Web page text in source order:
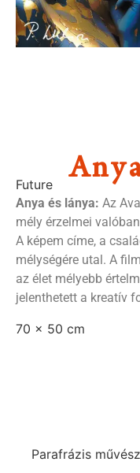
Future
Anya és lánya: Az
mély érzelmei
A képem címe, a
mélységére utal. A
az élet mélyebb
jelenthetett a kreatív
70 x 50 cm
Parafrázis